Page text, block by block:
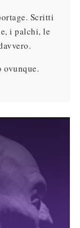
Scritti
i palchi, le
ovunque.